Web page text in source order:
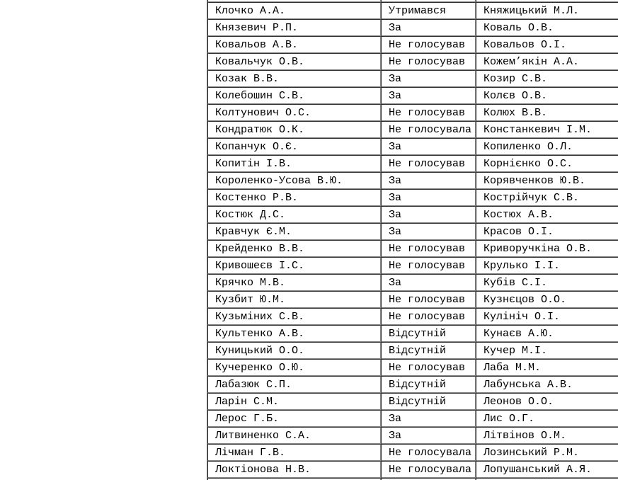
Клочко А.А.
Утримався Княжицький М.Л.
Князевич Р.П.
За Коваль О.В.
Ковальов А.В.
Не голосував Ковальов О.І.
Ковальчук О.В.
Не голосував Кожем’якін А.А.
Козак В.В.
За Козир С.В.
Колебошин С.В.
За Колєв О.В.
Колтунович О.С.
Не голосував Колюх В.В.
Кондратюк О.К.
Не голосувала Констанкевич І.М.
Копанчук О.Є.
За Копиленко О.Л.
Копитін І.В.
Не голосував Корнієнко О.С.
Короленко-Усова В.Ю.
За Корявченков Ю.В.
Костенко Р.В.
За Кострійчук С.В.
Костюк Д.С.
За Костюх А.В.
Кравчук Є.М.
За Красов О.І.
Крейденко В.В.
Не голосував Криворучкіна О.В.
Кривошеєв І.С.
Не голосував Крулько І.І.
Крячко М.В.
За Кубів С.І.
Кузбит Ю.М.
Не голосував Кузнєцов О.О.
Кузьміних С.В.
Не голосував Кулініч О.І.
Культенко А.В.
Відсутній Кунаєв А.Ю.
Куницький О.О.
Відсутній Кучер М.І.
Кучеренко О.Ю.
Не голосував Лаба М.М.
Лабазюк С.П.
Відсутній Лабунська А.В.
Ларін С.М.
Відсутній Леонов О.О.
Лерос Г.Б.
За Лис О.Г.
Литвиненко С.А.
За Літвінов О.М.
Лічман Г.В.
Не голосувала Лозинський Р.М.
Локтіонова Н.В.
Не голосувала Лопушанський А.Я.